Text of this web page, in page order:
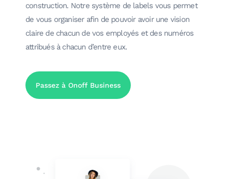
construction. Notre système de labels vous permet
de vous organiser afin de pouvoir avoir une vision
claire de chacun de vos employés et des numéros
attribués à chacun d’entre eux.
Passez à Onoff Business